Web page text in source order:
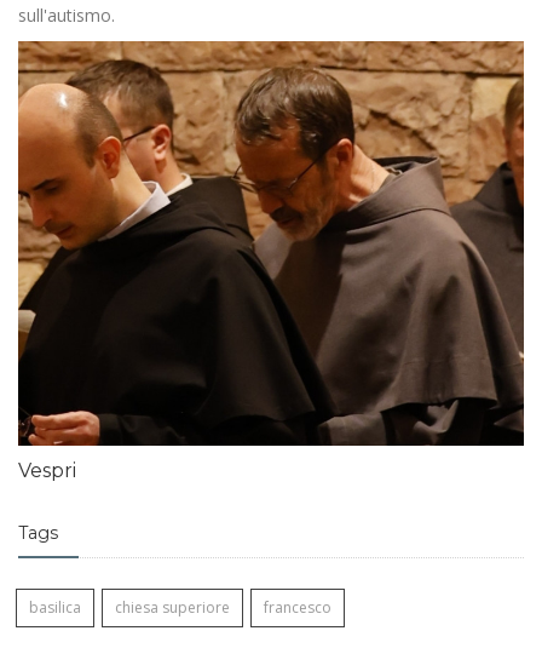
sull'autismo.
Vespri
Tags
basilica chiesa superiore francesco